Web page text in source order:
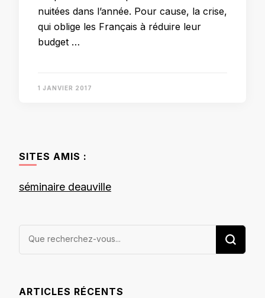
nuitées dans l’année. Pour cause, la crise,
qui oblige les Français à réduire leur
budget …
1 JANVIER 2017
SITES AMIS :
séminaire deauville
Vous
ARTICLES RÉCENTS